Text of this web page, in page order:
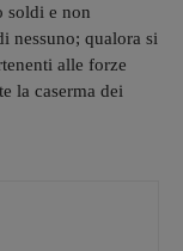
soldi e non
nessuno; qualora si
alle forze
la caserma dei